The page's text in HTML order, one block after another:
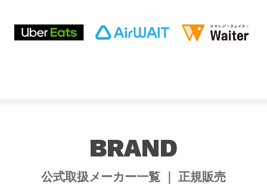
BRAND
公式取扱メーカー一覧 ｜ 正規販売